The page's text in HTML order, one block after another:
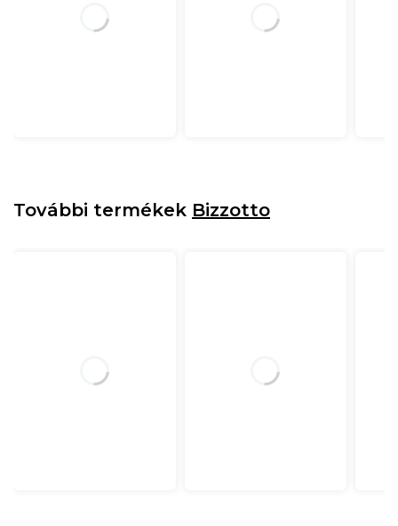
További termékek Bizzotto